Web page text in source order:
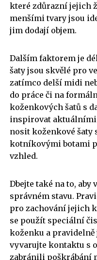
které zdůrazní jejich
menšími tvary jsou
jim dodají objem.
Dalším faktorem je
šaty jsou skvělé pro
zatímco delší midi
do práce či na
koženkových šatů s
inspirovat aktuálními
nosit koženkové šaty
kotníkovými botami
vzhled.
Dbejte také na to, aby
správném stavu.
pro zachování jejich
se použít speciální
koženku a pravidelně
vyvarujte kontaktu s
zabránili poškrábání